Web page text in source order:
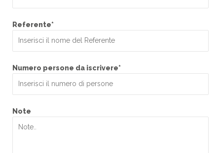
Referente*
Numero persone da iscrivere*
Note